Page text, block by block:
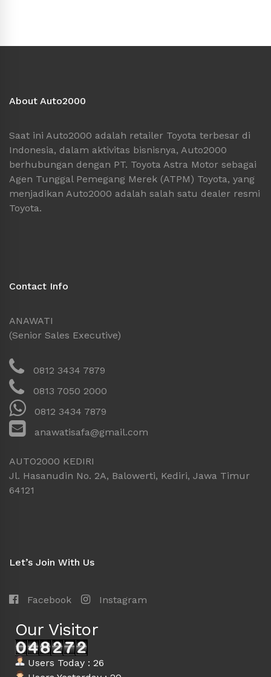
About Auto2000
Saat ini Auto2000 adalah retailer Toyota terbesar di
Indonesia, dalam aktivitas bisnisnya, Auto2000
berhubungan dengan PT. Toyota Astra Motor sebagai
Agen Tunggal Pemegang Merek (ATPM) Toyota, yang
menjadikan Auto2000 adalah salah satu dealer resmi
Toyota.
Contact Info
ANAWATI
(Senior Sales Executive)
0812 3434 7879
0813 7050 2000
0812 3434 7879
anawatisafa@gmail.com
AUTO2000 KEDIRI
Jl. Hasanudin No. 2A, Balowerti, Kediri, Jawa Timur
64121
Let’s Join With Us
Facebook Instagram
Our Visitor
Users Today : 26